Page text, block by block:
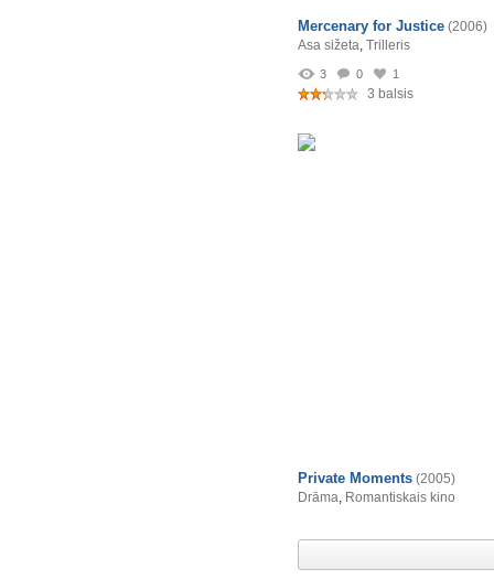
Mercenary for Justice (2006)
Asa sižeta, Trilleris
3 0 1
3 balsis
Private Moments (2005)
Drāma, Romantiskais kino